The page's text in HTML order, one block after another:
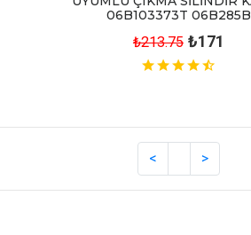
06B103373T 06B285B
₺213.75 ₺171